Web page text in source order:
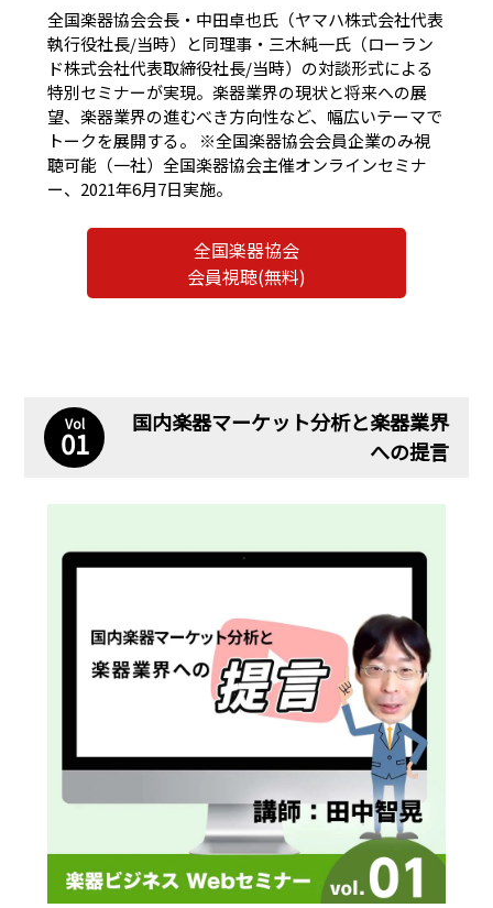
全国楽器協会会長・中田卓也氏（ヤマハ株式会社代表
執行役社長/当時）と同理事・三木純一氏（ローラン
ド株式会社代表取締役社長/当時）の対談形式による
特別セミナーが実現。楽器業界の現状と将来への展
望、楽器業界の進むべき方向性など、幅広いテーマで
トークを展開する。 ※全国楽器協会会員企業のみ視
聴可能（一社）全国楽器協会主催オンラインセミナ
ー、2021年6月7日実施。
全国楽器協会
会員視聴(無料)
Vol
01
国内楽器マーケット分析と楽器業界
への提言